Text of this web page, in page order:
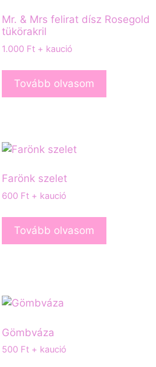
Mr. & Mrs felirat dísz Rosegold
tükörakril
1.000 Ft + kaució
Tovább olvasom
Farönk szelet
600 Ft + kaució
Tovább olvasom
Gömbváza
500 Ft + kaució